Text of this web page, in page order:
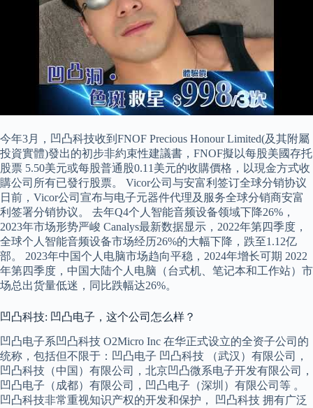
今年3月，凹凸科技收到FNOF Precious Honour Limited(及其附屬
投資實體)發出的初步非約束性建議書，FNOF擬以每股美國存托
股票 5.50美元或每股普通股0.11美元的收購價格，以現金方式收
購公司所有已發行股票。 Vicor公司与安富利签订全球分销协议
日前，Vicor公司宣布与电子元器件代理及服务全球分销商安富
利签署分销协议。 去年Q4个人智能音频设备领域下降26%，
2023年市场形势严峻 Canalys最新数据显示，2022年第四季度，
全球个人智能音频设备市场经历26%的大幅下降，跌至1.12亿
部。 2023年中国个人电脑市场趋向平稳，2024年增长可期 2022
年第四季度，中国大陆个人电脑（台式机、笔记本和工作站）市
场总出货量低迷，同比跌幅达26%。
凹凸科技: 凹凸电子，这个公司怎么样？
凹凸电子系凹凸科技 O2Micro Inc 在华正式设立的全资子公司的
统称，包括但不限于：凹凸电子 凹凸科技 （武汉）有限公司，
凹凸科技（中国）有限公司，北京凹凸微系电子开发有限公司，
凹凸电子（成都）有限公司，凹凸电子（深圳）有限公司等 。
凹凸科技非常重视知识产权的开发和保护， 凹凸科技 拥有广泛